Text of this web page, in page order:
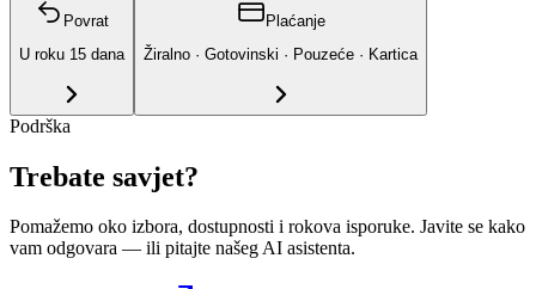
Povrat
U roku 15 dana
Plaćanje
Žiralno · Gotovinski · Pouzeće · Kartica
Podrška
Trebate savjet?
Pomažemo oko izbora, dostupnosti i rokova isporuke. Javite se kako
vam odgovara — ili pitajte našeg AI asistenta.